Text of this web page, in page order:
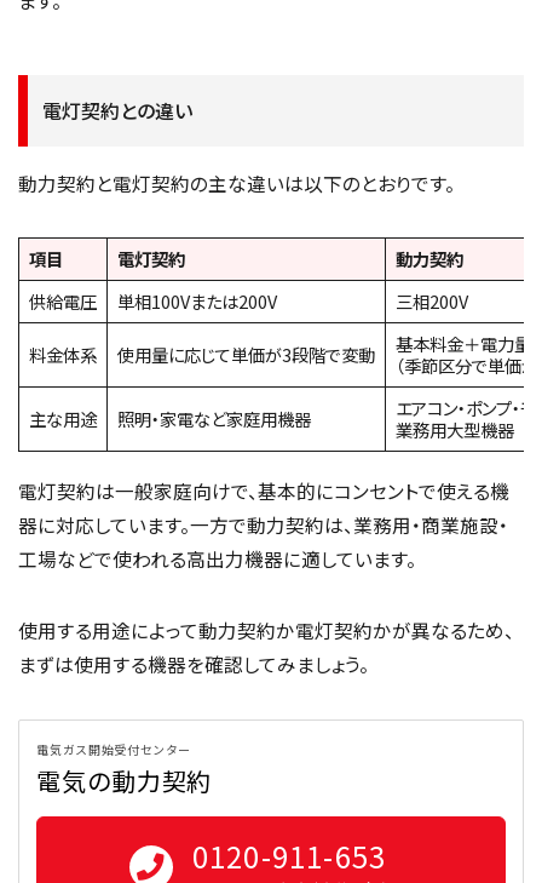
電灯契約との違い
動力契約と電灯契約の主な違いは以下のとおりです。
項目 電灯契約
動力契約
供給電圧
単相100Vまたは200V 三相200V
料金体系 使用量に応じて単価が3段階で変動
基本料金＋電力量
（季節区分で単価
主な用途 照明・家電など家庭用機器
エアコン・ポンプ・
業務用大型機器
電灯契約は一般家庭向けで、基本的にコンセントで使える機
器に対応しています。一方で動力契約は、業務用・商業施設・
工場などで使われる高出力機器に適しています。
使用する用途によって動力契約か電灯契約かが異なるため、
まずは使用する機器を確認してみましょう。
電気ガス開始受付センター
電気の動力契約
0120-911-653